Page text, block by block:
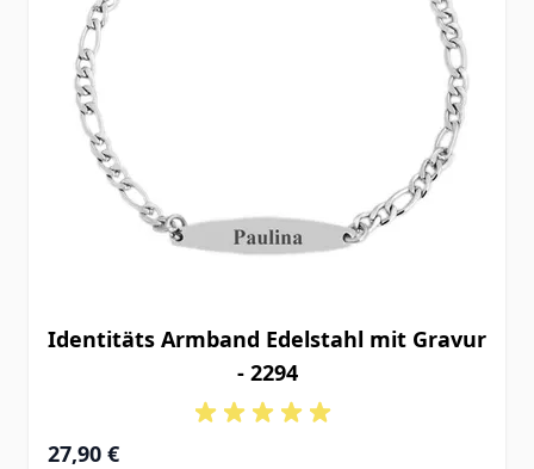
Identitäts Armband Edelstahl mit Gravur
- 2294
27,90 €